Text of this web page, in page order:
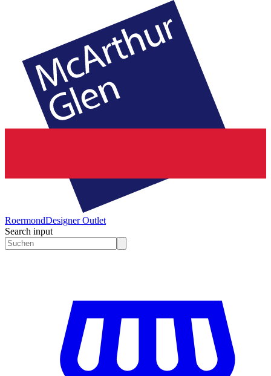
RoermondDesigner Outlet
Search input